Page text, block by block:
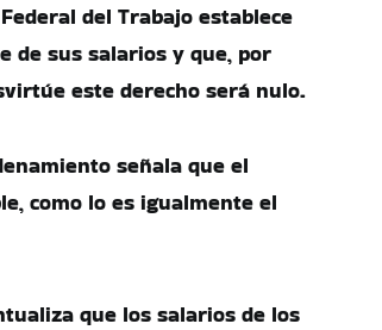
del Trabajo establece
de sus salarios y que, por
este derecho será nulo.
señala que el
como lo es igualmente el
que los salarios de los